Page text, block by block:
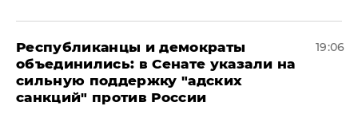
Республиканцы и демократы
объединились: в Сенате указали на
сильную поддержку "адских
санкций" против России
19:06